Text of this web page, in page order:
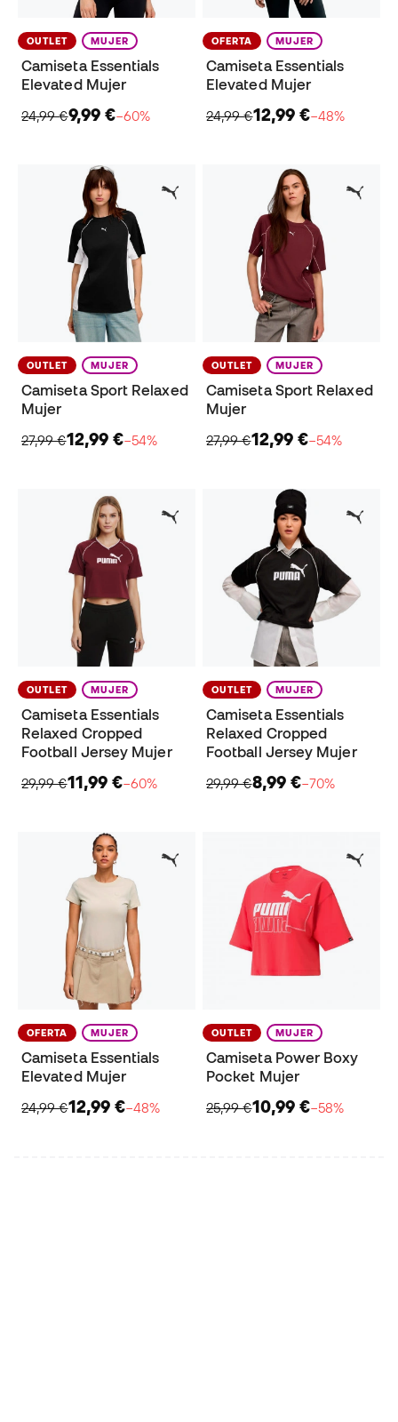
OUTLET MUJER
Camiseta Essentials
Elevated Mujer
24,99 €9,99 €−60%
OFERTA MUJER
Camiseta Essentials
Elevated Mujer
24,99 €12,99 €−48%
OUTLET MUJER
Camiseta Sport Relaxed
Mujer
27,99 €12,99 €−54%
OUTLET MUJER
Camiseta Sport Relaxed
Mujer
27,99 €12,99 €−54%
OUTLET MUJER
Camiseta Essentials
Relaxed Cropped
Football Jersey Mujer
29,99 €11,99 €−60%
OUTLET MUJER
Camiseta Essentials
Relaxed Cropped
Football Jersey Mujer
29,99 €8,99 €−70%
OFERTA MUJER
Camiseta Essentials
Elevated Mujer
24,99 €12,99 €−48%
OUTLET MUJER
Camiseta Power Boxy
Pocket Mujer
25,99 €10,99 €−58%